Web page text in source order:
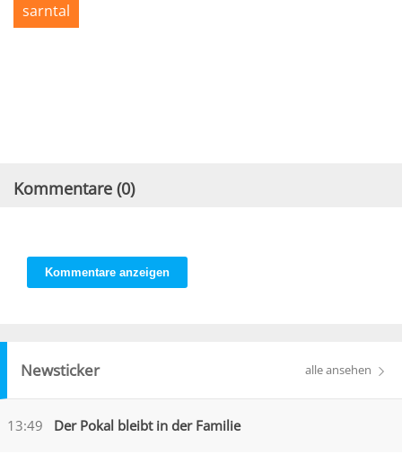
sarntal
Kommentare (0)
Kommentare anzeigen
Newsticker alle ansehen
13:49 Der Pokal bleibt in der Familie